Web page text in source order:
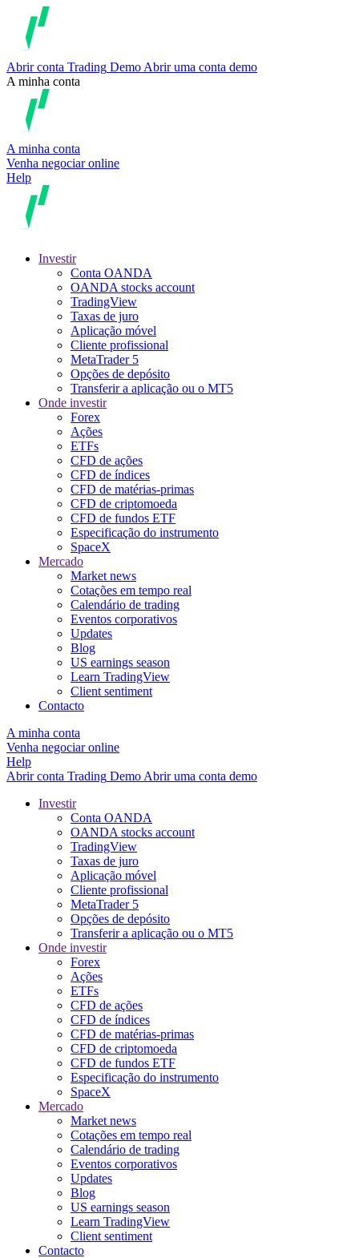
Abrir conta Trading Demo Abrir uma conta demo
A minha conta
A minha conta
Venha negociar online
Help
Investir
Conta OANDA
OANDA stocks account
TradingView
Taxas de juro
Aplicação móvel
Cliente profissional
MetaTrader 5
Opções de depósito
Transferir a aplicação ou o MT5
Onde investir
Forex
Ações
ETFs
CFD de ações
CFD de índices
CFD de matérias-primas
CFD de criptomoeda
CFD de fundos ETF
Especificação do instrumento
SpaceX
Mercado
Market news
Cotações em tempo real
Calendário de trading
Eventos corporativos
Updates
Blog
US earnings season
Learn TradingView
Client sentiment
Contacto
A minha conta
Venha negociar online
Help
Abrir conta Trading Demo Abrir uma conta demo
Investir
Conta OANDA
OANDA stocks account
TradingView
Taxas de juro
Aplicação móvel
Cliente profissional
MetaTrader 5
Opções de depósito
Transferir a aplicação ou o MT5
Onde investir
Forex
Ações
ETFs
CFD de ações
CFD de índices
CFD de matérias-primas
CFD de criptomoeda
CFD de fundos ETF
Especificação do instrumento
SpaceX
Mercado
Market news
Cotações em tempo real
Calendário de trading
Eventos corporativos
Updates
Blog
US earnings season
Learn TradingView
Client sentiment
Contacto